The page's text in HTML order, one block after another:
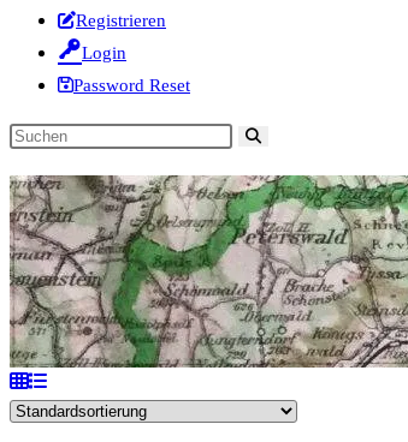
Registrieren
Login
Password Reset
Diese
durchsuchen